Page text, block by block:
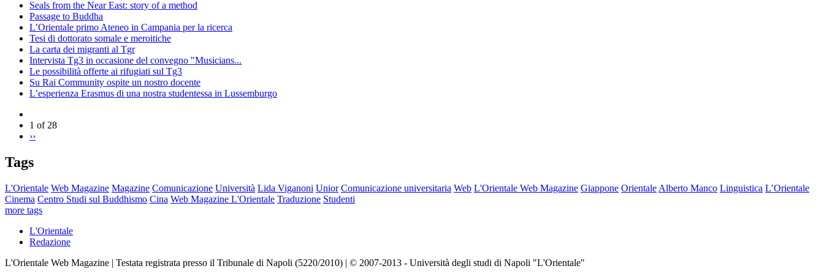
Seals from the Near East: story of a method
Passage to Buddha
L’Orientale primo Ateneo in Campania per la ricerca
Tesi di dottorato somale e meroitiche
La carta dei migranti al Tgr
Intervista Tg3 in occasione del convegno "Musicians...
Le possibilità offerte ai rifugiati sul Tg3
Su Rai Community ospite un nostro docente
L’esperienza Erasmus di una nostra studentessa in Lussemburgo
1 of 28
››
Tags
L'Orientale Web Magazine Magazine Comunicazione Università Lida Viganoni Unior Comunicazione universitaria Web L'Orientale Web Magazine Giappone Orientale Alberto Manco Linguistica L’Orientale
Cinema Centro Studi sul Buddhismo Cina Web Magazine L'Orientale Traduzione Studenti
more tags
L'Orientale
Redazione
L'Orientale Web Magazine | Testata registrata presso il Tribunale di Napoli (5220/2010) | © 2007-2013 - Università degli studi di Napoli "L'Orientale"